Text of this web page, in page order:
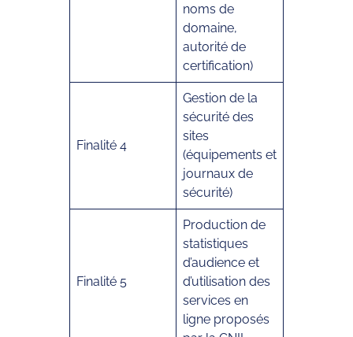
noms de
domaine,
autorité de
certification)
Finalité 4
Gestion de la
sécurité des
sites
(équipements et
journaux de
sécurité)
Finalité 5
Production de
statistiques
d’audience et
d’utilisation des
services en
ligne proposés